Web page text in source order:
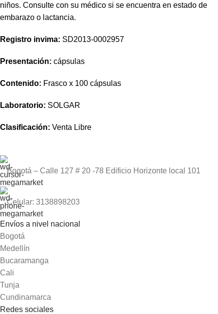
niños. Consulte con su médico si se encuentra en estado de
embarazo o lactancia.
Registro invima: SD2013-0002957
Presentación: cápsulas
Contenido: Frasco x 100 cápsulas
Laboratorio: SOLGAR
Clasificación: Venta Libre
Bogotá – Calle 127 # 20 -78 Edificio Horizonte local 101
Celular: 3138898203
Envíos a nivel nacional
Bogotá
Medellín
Bucaramanga
Cali
Tunja
Cundinamarca
Redes sociales